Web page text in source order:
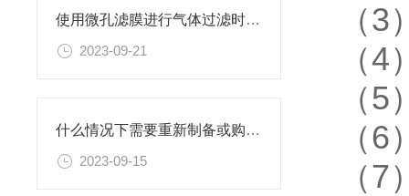
使用微孔滤膜进行气体过滤时，有哪些注意事项和常见问题需要关注？
2023-09-21
什么情况下需要重新制备或购置新的乙二胺四乙酸二钠滴定溶液标准物质？
2023-09-15
（
（
（
（
（